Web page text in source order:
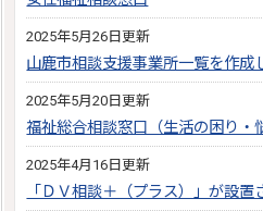
2025年5月26日更新
山鹿市相談支援事業所一覧を作成
2025年5月20日更新
福祉総合相談窓口（生活の困り・
2025年4月16日更新
「ＤＶ相談＋（プラス）」が設置